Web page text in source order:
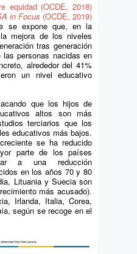
equidad (OCDE, 2018)
in Focus (OCDE, 2019)
se expone que, en la
mejora de los niveles
tras generación
personas nacidas en
alrededor del 41%
un nivel educativo
que los hijos de
altos son más
terciarios que los
educativos más bajos.
se ha reducido
parte de los países
a una reducción
en los años 70 y 80
Lituania y Suecia son
más acusado).
Irlanda, Italia, Corea,
según se recoge en el